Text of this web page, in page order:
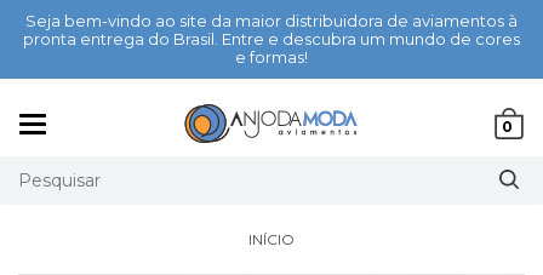
Seja bem-vindo ao site da maior distribuidora de aviamentos à
pronta entrega do Brasil. Entre e descubra um mundo de cores
e formas!
0
INÍCIO